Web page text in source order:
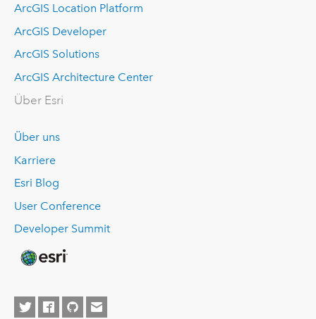
ArcGIS Location Platform
ArcGIS Developer
ArcGIS Solutions
ArcGIS Architecture Center
Über Esri
Über uns
Karriere
Esri Blog
User Conference
Developer Summit